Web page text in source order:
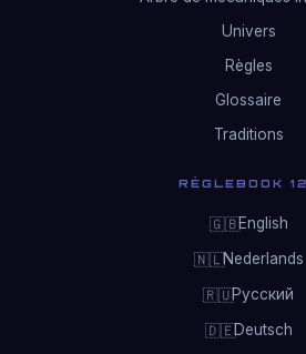
Univers
Règles
Glossaire
Traditions
RÈGLEBOOK
🇬🇧English
🇳🇱Nederlands
🇷🇺Русский
🇩🇪Deutsch